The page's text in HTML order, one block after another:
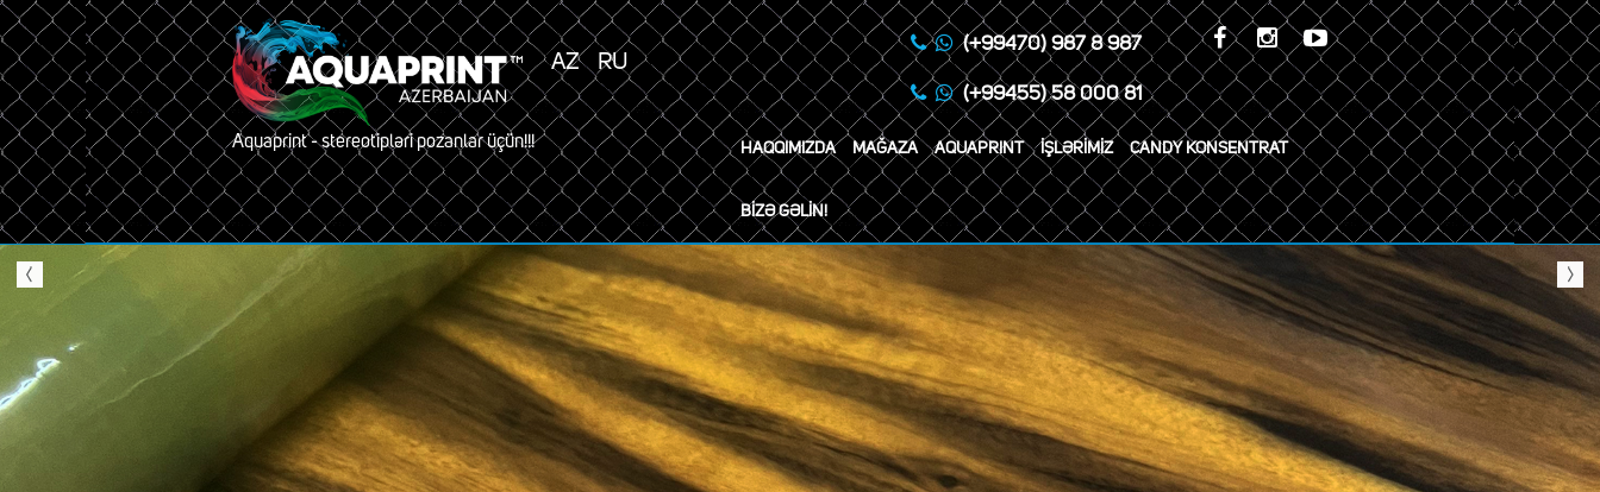
Aquaprint - stereotipləri pozanlar üçün!!!
AZ RU
(+99470) 987 8 987
(+99455) 58 000 81
HAQQIMIZDA MAĞAZA AQUAPRINT İŞLƏRİMİZ CANDY KONSENTRAT
BİZƏ GƏLİN!